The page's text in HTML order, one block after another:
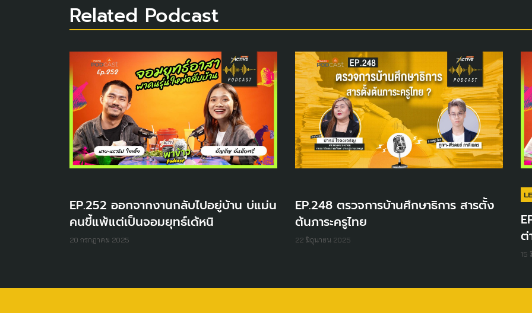
Related Podcast
EP.252 ออกจากงานกลับไปอยู่บ้าน บ่แม่น
คนขี้แพ้แต่เป็นจอมยุทธ์เด้หนิ
20 กรกฎาคม 2025
EP.248 ตรวจการบ้านศึกษาธิการ สารตั้ง
ต้นภาระครูไทย
22 มิถุนายน 2025
ต่
15